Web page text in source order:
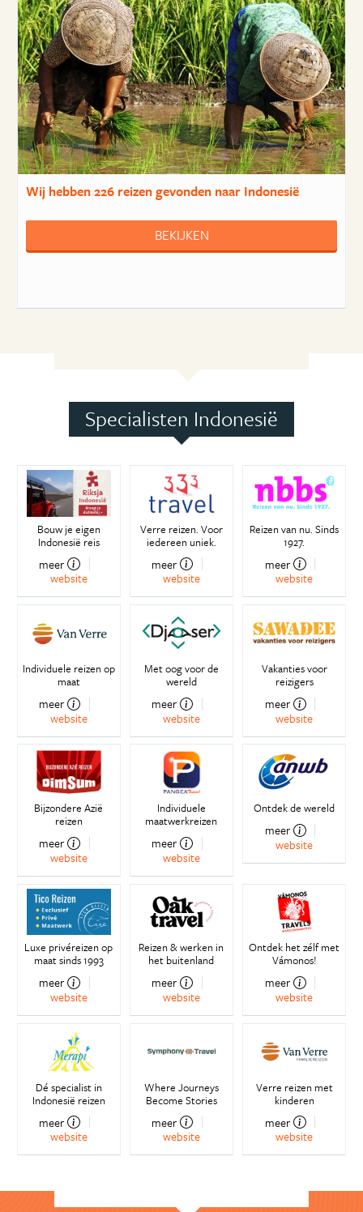
Wij hebben226 reizengevonden naar Indonesië
BEKIJKEN
Specialisten Indonesië
Bouw je eigen
Indonesië reis
meer
website
Verre reizen. Voor
iedereen uniek.
meer
website
Reizen van nu. Sinds
1927.
meer
website
Individuele reizen op
maat
meer
website
Met oog voor de
wereld
meer
website
Vakanties voor
reizigers
meer
website
Bijzondere Azië
reizen
meer
website
Individuele
maatwerkreizen
meer
website
Ontdek de wereld
meer
website
Luxe privéreizen op
maat sinds 1993
meer
website
Reizen & werken in
het buitenland
meer
website
Ontdek het zélf met
Vámonos!
meer
website
Dé specialist in
Indonesië reizen
meer
website
Where Journeys
Become Stories
meer
website
Verre reizen met
kinderen
meer
website